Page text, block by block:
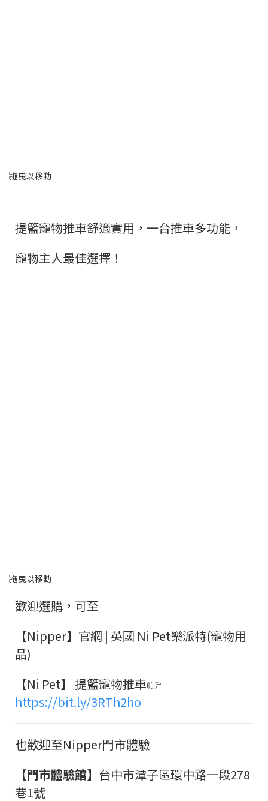
提籃寵物推車舒適實用，一台推車多功能，
寵物主人最佳選擇！
歡迎選購，可至
【Nipper】官網 | 英國 Ni Pet樂派特(寵物用
品)
【Ni Pet】 提籃寵物推車👉
https://bit.ly/3RTh2ho
也歡迎至Nipper門市體驗
【門市體驗館】 台中市潭子區環中路一段278
巷1號